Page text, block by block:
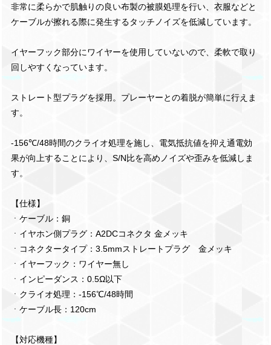
非常に柔らかで肌触りの良い布製の被膜処理を行い、衣服などと
ケーブルが擦れる際に発生するタッチノイズを低減しています。
イヤーフック部分にワイヤーを使用していないので、柔軟で取り
回しやすくなっています。
ストレート型プラグを採用。プレーヤーとの着脱が簡単に行えま
す。
-156℃/48時間のクライオ処理を施し、電気抵抗値を抑え通電効
果が向上することにより、S/N比を高めノイズや歪みを低減しま
す。
【仕様】
ㆍケーブル：銅
ㆍイヤホン側プラグ：A2DCコネクタ 金メッキ
ㆍコネクタータイプ：3.5mmストレートプラグ 金メッキ
ㆍイヤーフック：ワイヤー無し
ㆍインピーダンス：0.5Ω以下
ㆍクライオ処理：-156℃/48時間
ㆍケーブル長：120cm
【対応機種】